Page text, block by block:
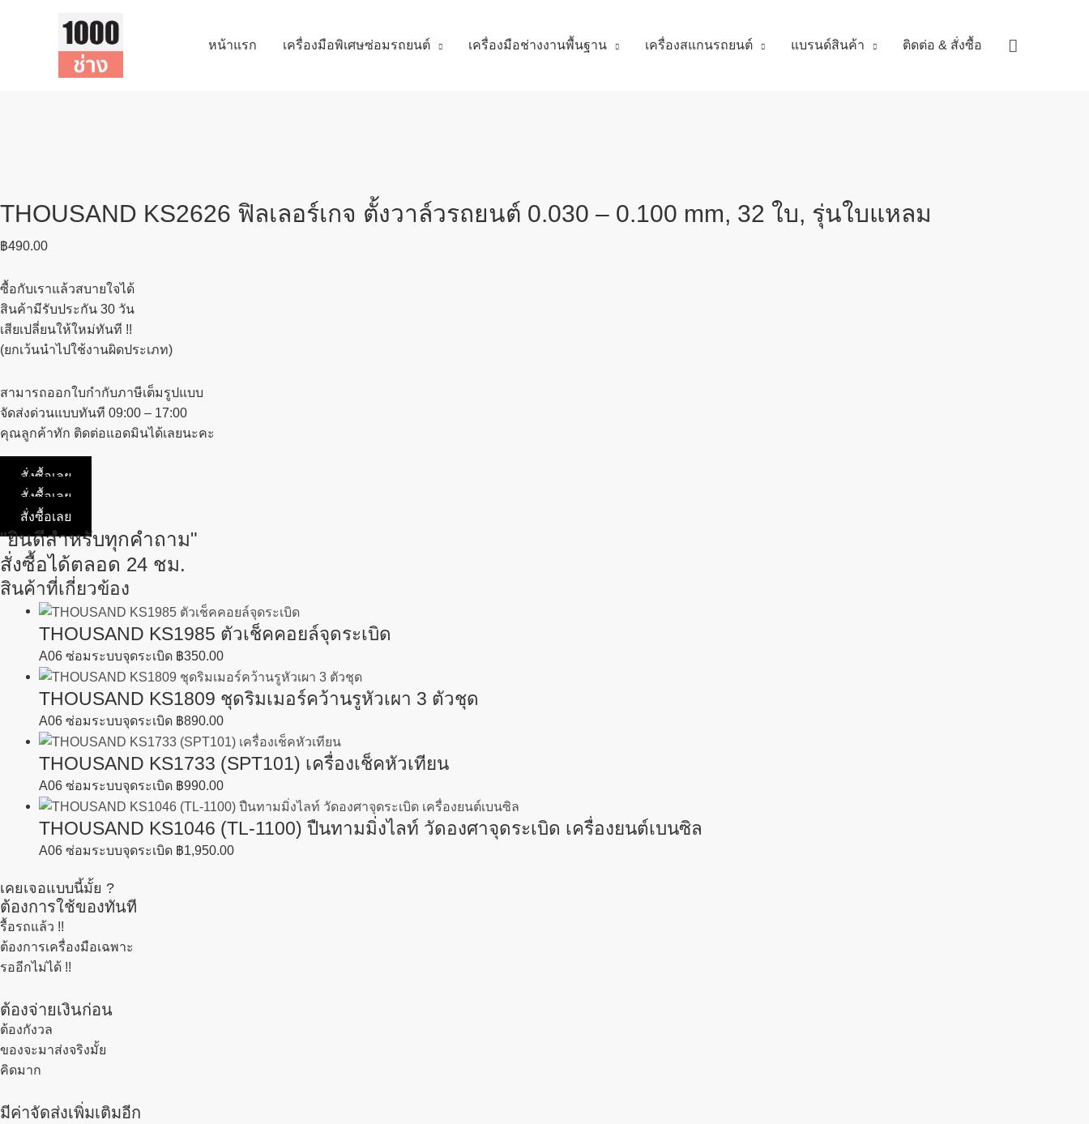
หน้าแรก เครื่องมือพิเศษซ่อมรถยนต์ เครื่องมือช่างงานพื้นฐาน เครื่องสแกนรถยนต์ แบรนด์สินค้า ติดต่อ & สั่งซื้อ Search
THOUSAND KS2626 ฟิลเลอร์เกจ ตั้งวาล์วรถยนต์ 0.030 – 0.100 mm, 32 ใบ, รุ่นใบแหลม
฿490.00
ซื้อกับเราแล้วสบายใจได้
สินค้ามีรับประกัน 30 วัน
เสียเปลี่ยนให้ใหม่ทันที !!
(ยกเว้นนำไปใช้งานผิดประเภท)
สามารถออกใบกำกับภาษีเต็มรูปแบบ
จัดส่งด่วนแบบทันที 09:00 – 17:00
คุณลูกค้าทัก ติดต่อแอดมินได้เลยนะคะ
สั่งซื้อเลย
สั่งซื้อเลย
สั่งซื้อเลย
"ยินดีสำหรับทุกคำถาม"
สั่งซื้อได้ตลอด 24 ชม.
สินค้าที่เกี่ยวข้อง
THOUSAND KS1985 ตัวเช็คคอยล์จุดระเบิด
A06 ซ่อมระบบจุดระเบิด ฿350.00
THOUSAND KS1809 ชุดริมเมอร์คว้านรูหัวเผา 3 ตัวชุด
A06 ซ่อมระบบจุดระเบิด ฿890.00
THOUSAND KS1733 (SPT101) เครื่องเช็คหัวเทียน
A06 ซ่อมระบบจุดระเบิด ฿990.00
THOUSAND KS1046 (TL-1100) ปืนทามมิ่งไลท์ วัดองศาจุดระเบิด เครื่องยนต์เบนซิล
A06 ซ่อมระบบจุดระเบิด ฿1,950.00
เคยเจอแบบนี้มั้ย ?
ต้องการใช้ของทันที
รื้อรถแล้ว !!
ต้องการเครื่องมือเฉพาะ
รออีกไม่ได้ !!
ต้องจ่ายเงินก่อน
ต้องกังวล
ของจะมาส่งจริงมั้ย
คิดมาก
มีค่าจัดส่งเพิ่มเติมอีก